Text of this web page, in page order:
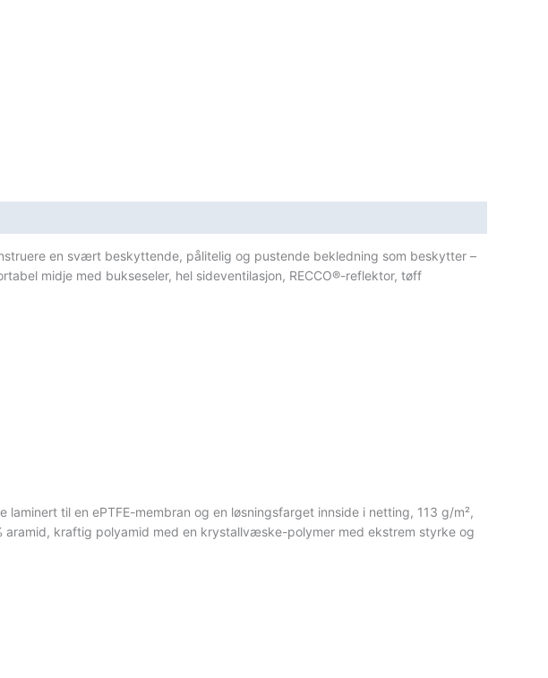
en svært beskyttende, pålitelig og pustende bekledning som beskytter –
midje med bukseseler, hel sideventilasjon, RECCO®-reflektor, tøff
til en ePTFE-membran og en løsningsfarget innside i netting, 113 g/m²,
kraftig polyamid med en krystallvæske-polymer med ekstrem styrke og